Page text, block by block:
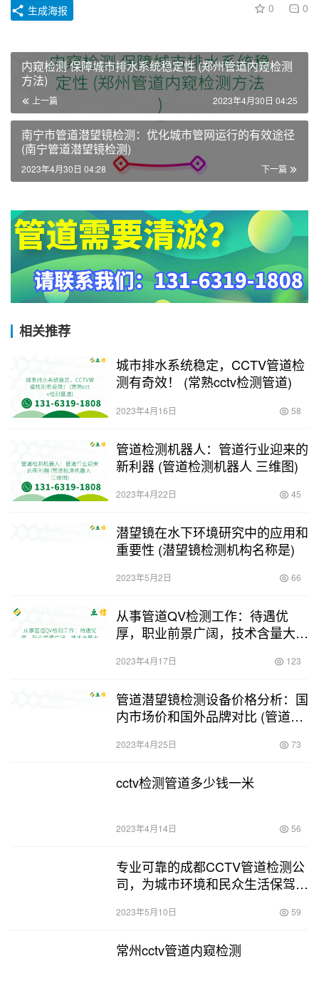
0 0
生成海报
内窥检测 保障城市排水系统稳定性 (郑州管道内窥检测
方法)
上一篇 2023年4月30日 04:25
南宁市管道潜望镜检测：优化城市管网运行的有效途径
(南宁管道潜望镜检测)
下一篇
2023年4月30日 04:28
相关推荐
城市排水系统稳定，CCTV管道检
测有奇效！ (常熟cctv检测管道)
2023年4月16日 58
管道检测机器人：管道行业迎来的
新利器 (管道检测机器人 三维图)
2023年4月22日 45
潜望镜在水下环境研究中的应用和
重要性 (潜望镜检测机构名称是)
2023年5月2日 66
从事管道QV检测工作：待遇优
厚，职业前景广阔，技术含量大
2023年4月17日 123
管道潜望镜检测设备价格分析：国
内市场价和国外品牌对比 (管道潜
2023年4月25日 73
cctv检测管道多少钱一米
2023年4月14日 56
专业可靠的成都CCTV管道检测公
司，为城市环境和民众生活保驾护
2023年5月10日 59
常州cctv管道内窥检测